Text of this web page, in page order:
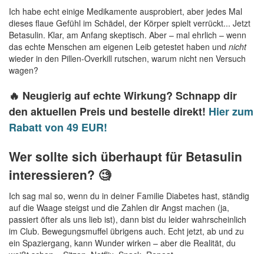
Ich habe echt einige Medikamente ausprobiert, aber jedes Mal
dieses flaue Gefühl im Schädel, der Körper spielt verrückt... Jetzt
Betasulin. Klar, am Anfang skeptisch. Aber – mal ehrlich – wenn
das echte Menschen am eigenen Leib getestet haben und nicht
wieder in den Pillen-Overkill rutschen, warum nicht nen Versuch
wagen?
🔥 Neugierig auf echte Wirkung? Schnapp dir
den aktuellen Preis und bestelle direkt! Hier zum
Rabatt von 49 EUR!
Wer sollte sich überhaupt für Betasulin
interessieren? 🧐
Ich sag mal so, wenn du in deiner Familie Diabetes hast, ständig
auf die Waage steigst und die Zahlen dir Angst machen (ja,
passiert öfter als uns lieb ist), dann bist du leider wahrscheinlich
im Club. Bewegungsmuffel übrigens auch. Echt jetzt, ab und zu
ein Spaziergang, kann Wunder wirken – aber die Realität, du